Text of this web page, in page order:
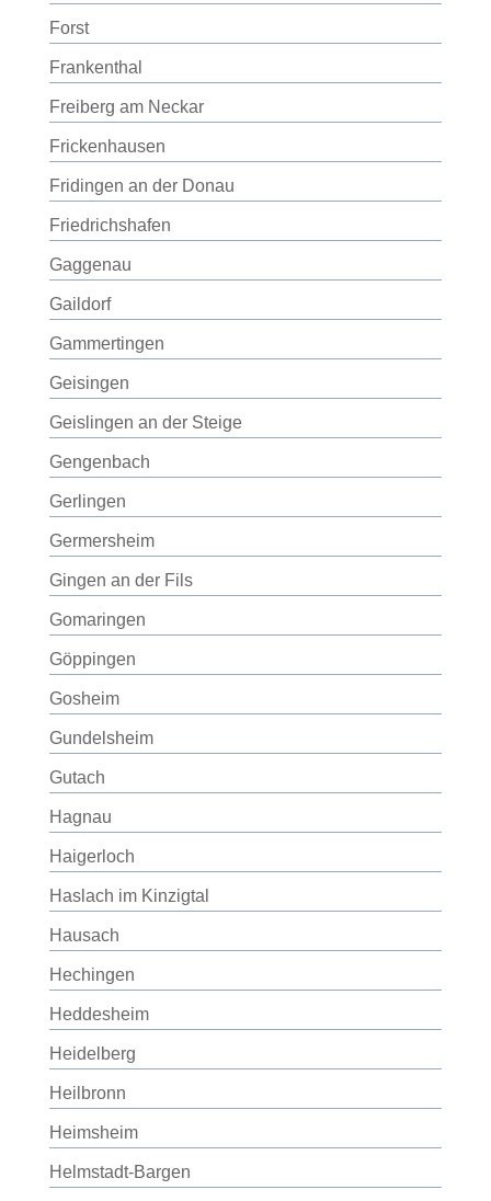
Forst
Frankenthal
Freiberg am Neckar
Frickenhausen
Fridingen an der Donau
Friedrichshafen
Gaggenau
Gaildorf
Gammertingen
Geisingen
Geislingen an der Steige
Gengenbach
Gerlingen
Germersheim
Gingen an der Fils
Gomaringen
Göppingen
Gosheim
Gundelsheim
Gutach
Hagnau
Haigerloch
Haslach im Kinzigtal
Hausach
Hechingen
Heddesheim
Heidelberg
Heilbronn
Heimsheim
Helmstadt-Bargen